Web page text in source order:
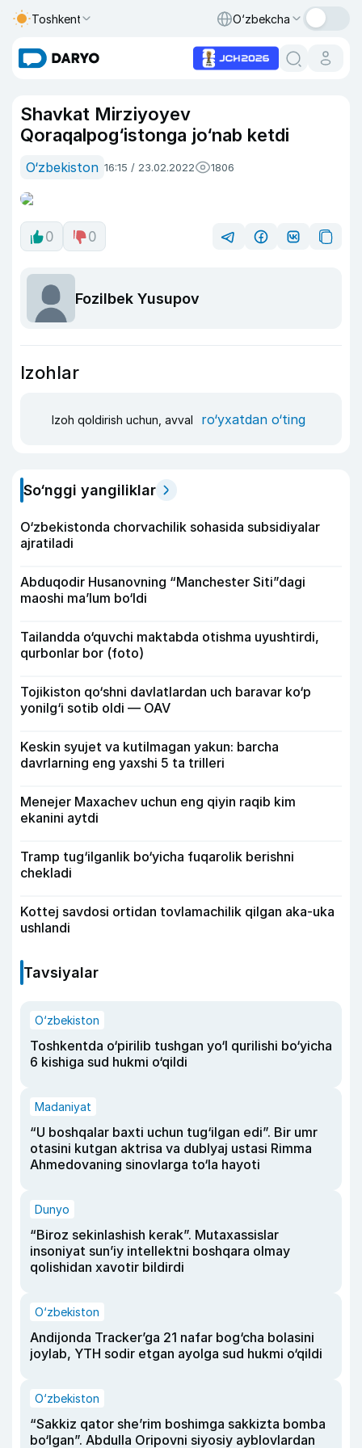
Toshkent O‘zbekcha
Shavkat Mirziyoyev
Qoraqalpog‘istonga jo‘nab ketdi
O‘zbekiston 16:15 / 23.02.2022 1806
0 0
Fozilbek Yusupov
Izohlar
Izoh qoldirish uchun, avval ro‘yxatdan o‘ting
So‘nggi yangiliklar
O‘zbekistonda chorvachilik sohasida subsidiyalar
ajratiladi
Abduqodir Husanovning “Manchester Siti”dagi
maoshi ma’lum bo‘ldi
Tailandda o‘quvchi maktabda otishma uyushtirdi,
qurbonlar bor (foto)
Tojikiston qo‘shni davlatlardan uch baravar ko‘p
yonilg‘i sotib oldi — OAV
Keskin syujet va kutilmagan yakun: barcha
davrlarning eng yaxshi 5 ta trilleri
Menejer Maxachev uchun eng qiyin raqib kim
ekanini aytdi
Tramp tug‘ilganlik bo‘yicha fuqarolik berishni
chekladi
Kottej savdosi ortidan tovlamachilik qilgan aka-uka
ushlandi
Tavsiyalar
O‘zbekiston
Toshkentda o‘pirilib tushgan yo‘l qurilishi bo‘yicha
6 kishiga sud hukmi o‘qildi
Madaniyat
“U boshqalar baxti uchun tug‘ilgan edi”. Bir umr
otasini kutgan aktrisa va dublyaj ustasi Rimma
Ahmedovaning sinovlarga to‘la hayoti
Dunyo
“Biroz sekinlashish kerak”. Mutaxassislar
insoniyat sun’iy intellektni boshqara olmay
qolishidan xavotir bildirdi
O‘zbekiston
Andijonda Tracker’ga 21 nafar bog‘cha bolasini
joylab, YTH sodir etgan ayolga sud hukmi o‘qildi
O‘zbekiston
“Sakkiz qator she’rim boshimga sakkizta bomba
bo‘lgan”. Abdulla Oripovni siyosiy ayblovlardan